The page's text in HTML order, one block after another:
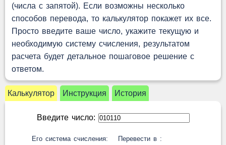
(числа с запятой). Если возможны несколько
способов перевода, то калькулятор покажет их все.
Просто введите ваше число, укажите текущую и
необходимую систему счисления, результатом
расчета будет детальное пошаговое решение с
ответом.
Калькулятор Инструкция История
Введите число:
Его система счисления: Перевести в :